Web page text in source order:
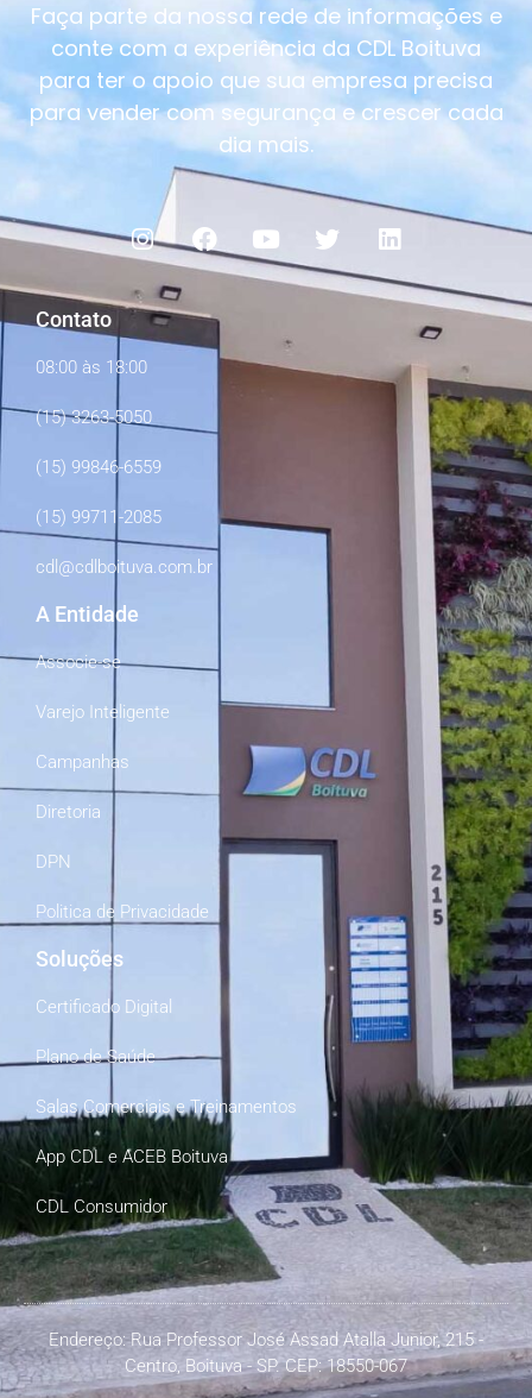
Faça parte da nossa rede de informações e
conte com a experiência da CDL Boituva
para ter o apoio que sua empresa precisa
para vender com segurança e crescer cada
dia mais.
Contato
08:00 às 18:00
(15) 3263-5050
(15) 99846-6559
(15) 99711-2085
cdl@cdlboituva.com.br
A Entidade
Associe-se
Varejo Inteligente
Campanhas
Diretoria
DPN
Politica de Privacidade
Soluções
Certificado Digital
Plano de Saúde
Salas Comerciais e Treinamentos
App CDL e ACEB Boituva
CDL Consumidor
Endereço: Rua Professor José Assad Atalla Junior, 215 -
Centro, Boituva - SP. CEP: 18550-067